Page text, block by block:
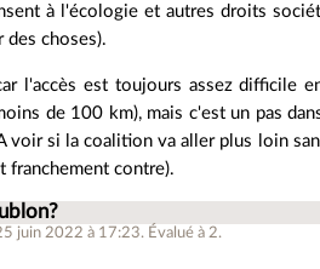
à l'écologie et autres droits
des choses).
l'accès est toujours assez difficile
de 100 km), mais c'est un pas
voir si la coalition va aller plus loin
franchement contre).
juin 2022 à 17:23. Évalué à2.